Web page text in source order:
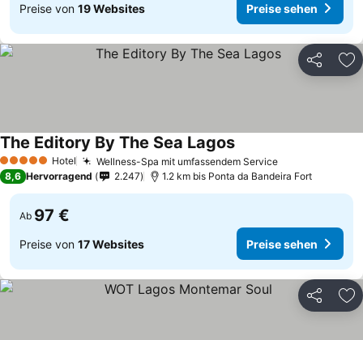
Preise von 19 Websites Preise sehen
Teilen
5 Sterne Hotel Wellness-Spa mit umfassendem Service
The Editory By The Sea Lagos
8,6 Hervorragend 2.247 1.2 km bis Ponta da Bandeira Fort
Ab 97 €
Preise von 17 Websites Preise sehen
Teilen